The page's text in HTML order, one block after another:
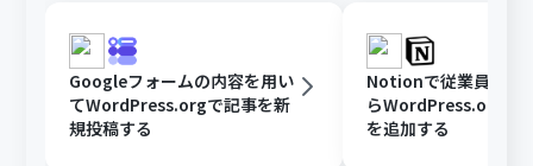
Googleフォームの内容を用い
てWordPress.orgで記事を新
規投稿する
Notionで従業員が登
らWordPress.orgに
を追加する